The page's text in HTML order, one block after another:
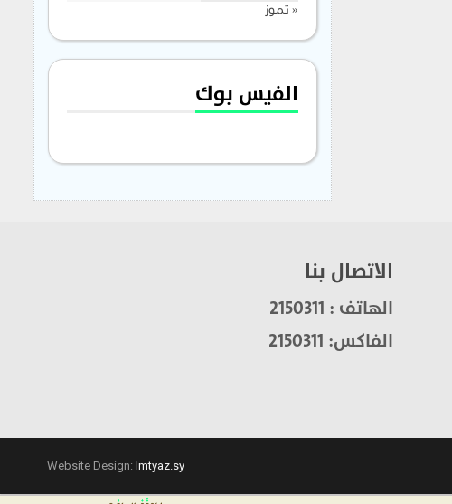
« تموز
الفيس بوك
الاتصال بنا
الهاتف : 2150311
الفاكس: 2150311
Website Design: Imtyaz.sy